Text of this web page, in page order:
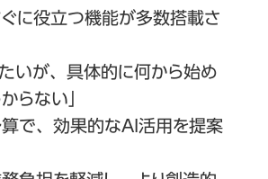
に役立つ機能が多数搭載さ
いが、具体的に何から始め
らない」
算で、効果的なAI活用を提案